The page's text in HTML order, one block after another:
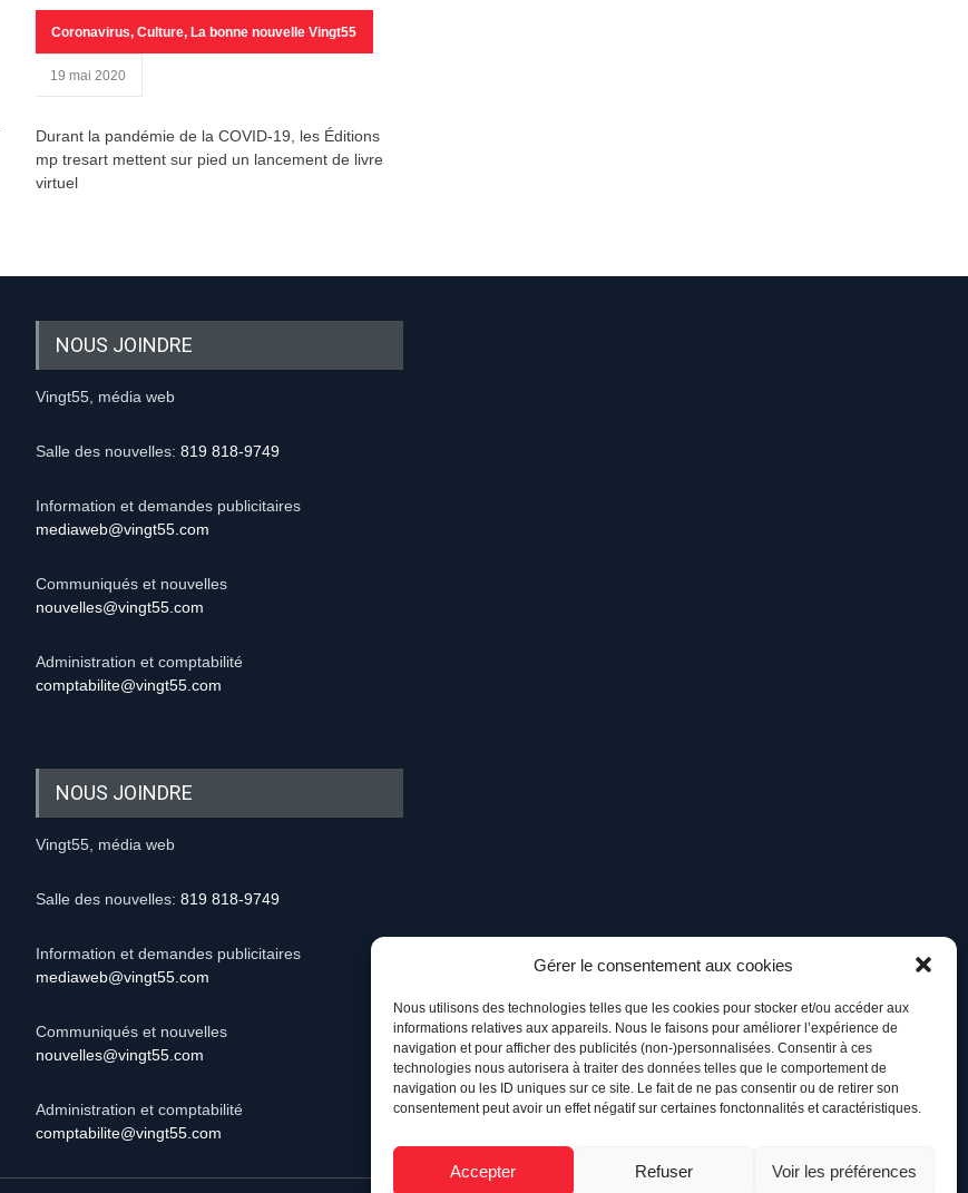
Gérer le consentement aux cookies
Nous utilisons des technologies telles que les cookies pour stocker et/ou accéder aux
informations relatives aux appareils. Nous le faisons pour améliorer l’expérience de
navigation et pour afficher des publicités (non-)personnalisées. Consentir à ces
technologies nous autorisera à traiter des données telles que le comportement de
navigation ou les ID uniques sur ce site. Le fait de ne pas consentir ou de retirer son
consentement peut avoir un effet négatif sur certaines fonctonnalités et caractéristiques.
Accepter Refuser Voir les préférences
Coronavirus, Culture, La bonne nouvelle Vingt55
19 mai 2020
Durant la pandémie de la COVID-19, les Éditions
mp tresart mettent sur pied un lancement de livre
virtuel
NOUS JOINDRE
Vingt55, média web
Salle des nouvelles: 819 818-9749
Information et demandes publicitaires
mediaweb@vingt55.com
Communiqués et nouvelles
nouvelles@vingt55.com
Administration et comptabilité
comptabilite@vingt55.com
NOUS JOINDRE
Vingt55, média web
Salle des nouvelles: 819 818-9749
Information et demandes publicitaires
mediaweb@vingt55.com
Communiqués et nouvelles
nouvelles@vingt55.com
Administration et comptabilité
comptabilite@vingt55.com